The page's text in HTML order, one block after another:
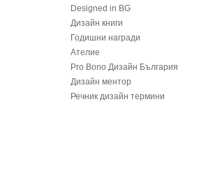
Designed in BG
Дизайн книги
Годишни награди
Ателие
Pro Bono Дизайн България
Дизайн ментор
Речник дизайн термини